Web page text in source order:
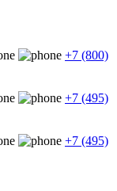
+7 (800)
+7 (495)
+7 (495)